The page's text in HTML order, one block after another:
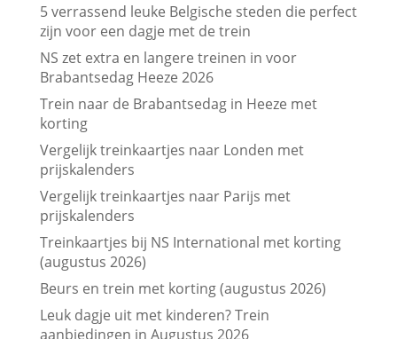
5 verrassend leuke Belgische steden die perfect
zijn voor een dagje met de trein
NS zet extra en langere treinen in voor
Brabantsedag Heeze 2026
Trein naar de Brabantsedag in Heeze met
korting
Vergelijk treinkaartjes naar Londen met
prijskalenders
Vergelijk treinkaartjes naar Parijs met
prijskalenders
Treinkaartjes bij NS International met korting
(augustus 2026)
Beurs en trein met korting (augustus 2026)
Leuk dagje uit met kinderen? Trein
aanbiedingen in Augustus 2026